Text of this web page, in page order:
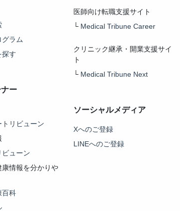
ラム
探す
ー
リビューン
ビューン
康情報を分かりや
百科
医師向け転職支援サイト
└ Medical Tribune Career
クリニック継承・開業支援サイ
ト
└ Medical Tribune Next
ソーシャルメディア
Xへのご登録
LINEへのご登録